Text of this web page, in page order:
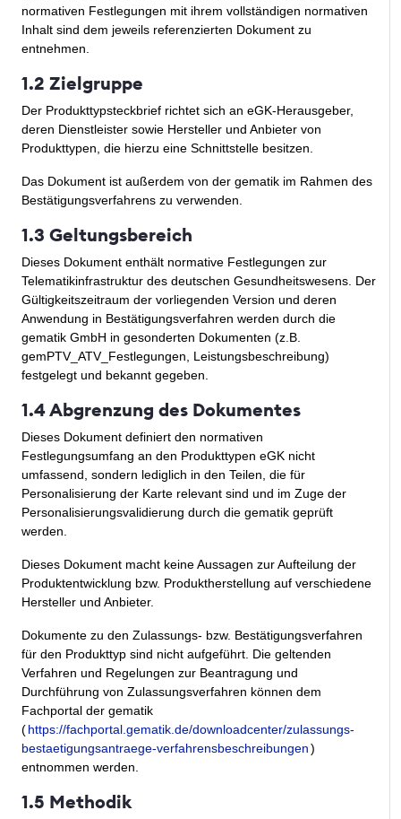
normativen Festlegungen mit ihrem vollständigen normativen
Inhalt sind dem jeweils referenzierten Dokument zu
entnehmen.
1.2 Zielgruppe
Der Produkttypsteckbrief richtet sich an eGK-Herausgeber,
deren Dienstleister sowie Hersteller und Anbieter von
Produkttypen, die hierzu eine Schnittstelle besitzen.
Das Dokument ist außerdem von der gematik im Rahmen des
Bestätigungsverfahrens zu verwenden.
1.3 Geltungsbereich
Dieses Dokument enthält normative Festlegungen zur
Telematikinfrastruktur des deutschen Gesundheitswesens. Der
Gültigkeitszeitraum der vorliegenden Version und deren
Anwendung in Bestätigungsverfahren werden durch die
gematik GmbH in gesonderten Dokumenten (z.B.
gemPTV_ATV_Festlegungen, Leistungsbeschreibung)
festgelegt und bekannt gegeben.
1.4 Abgrenzung des Dokumentes
Dieses Dokument definiert den normativen
Festlegungsumfang an den Produkttypen eGK nicht
umfassend, sondern lediglich in den Teilen, die für
Personalisierung der Karte relevant sind und im Zuge der
Personalisierungsvalidierung durch die gematik geprüft
werden.
Dieses Dokument macht keine Aussagen zur Aufteilung der
Produktentwicklung bzw. Produktherstellung auf verschiedene
Hersteller und Anbieter.
Dokumente zu den Zulassungs- bzw. Bestätigungsverfahren
für den Produkttyp sind nicht aufgeführt. Die geltenden
Verfahren und Regelungen zur Beantragung und
Durchführung von Zulassungsverfahren können dem
Fachportal der gematik
(https://fachportal.gematik.de/downloadcenter/zulassungs-
bestaetigungsantraege-verfahrensbeschreibungen)
entnommen werden.
1.5 Methodik